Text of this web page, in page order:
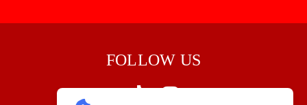
FOLLOW US